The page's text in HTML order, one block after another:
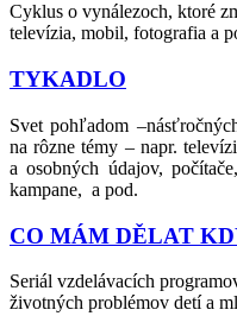
Cyklus o vynálezoch, ktoré
televízia, mobil, fotografia a
TYKADLO
Svet pohľadom
na rôzne témy – napr.
a osobných údajov,
kampane, a pod.
CO MÁM DĚLAT
Seriál vzdelávacích
životných problémov detí a